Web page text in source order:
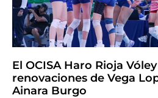
El OCISA Haro Rioja
renovaciones de Vega
Ainara Burgo